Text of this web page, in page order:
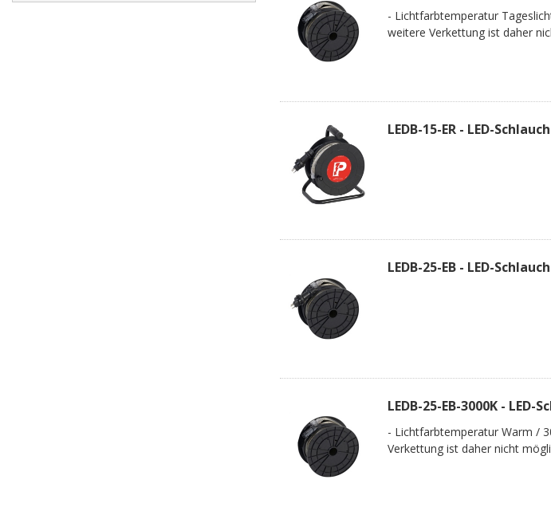
- Lichtfarbtemperatur
weitere Verkettung ist daher
LEDB-15-ER - LED-
LEDB-25-EB - LED-
LEDB-25-EB-3000K -
- Lichtfarbtemperatur Warm /
Verkettung ist daher nicht